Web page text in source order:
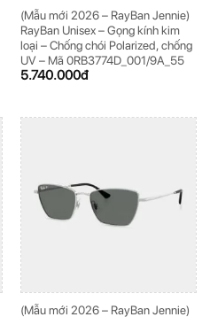
(Mẫu mới 2026 – RayBan Jennie)
RayBan Unisex – Gọng kính kim
loại – Chống chói Polarized, chống
UV – Mã 0RB3774D_001/9A_55
5.740.000đ
(Mẫu mới 2026 – RayBan Jennie)